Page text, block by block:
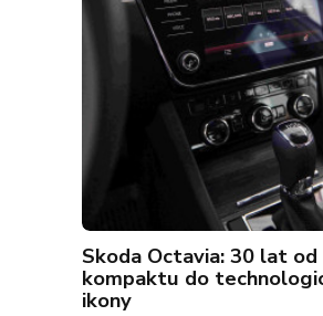
Skoda Octavia: 30 lat od
kompaktu do
ikony